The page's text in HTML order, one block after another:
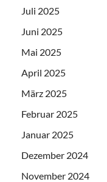
Juli 2025
Juni 2025
Mai 2025
April 2025
März 2025
Februar 2025
Januar 2025
Dezember 2024
November 2024